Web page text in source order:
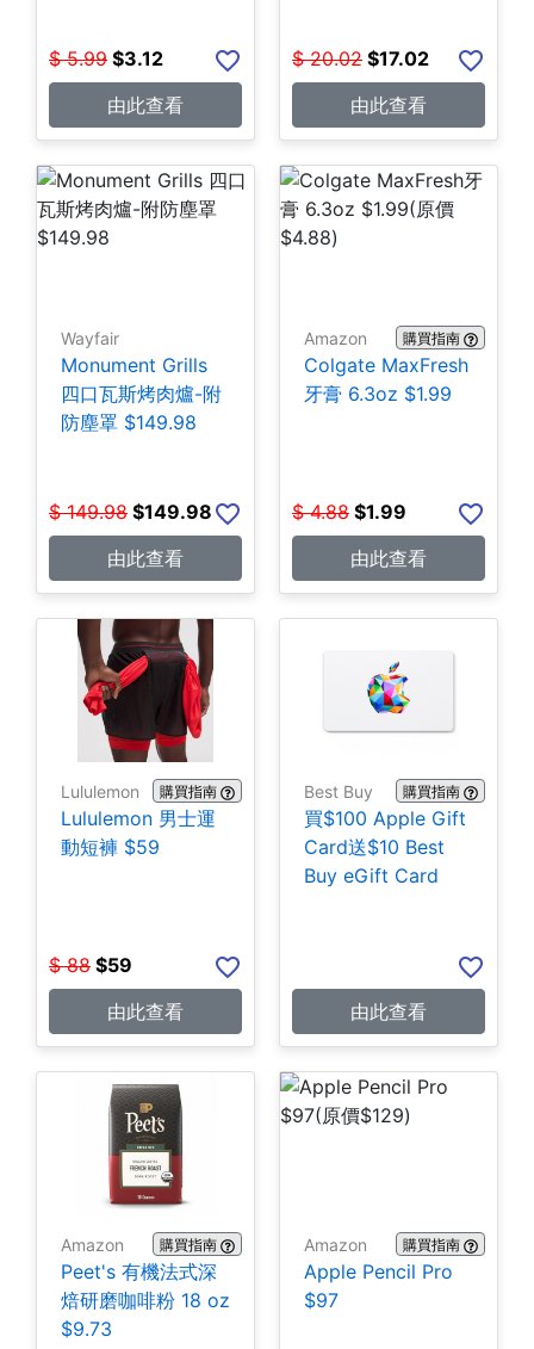
$ 5.99 $3.12
由此查看
$ 20.02 $17.02
由此查看
Wayfair
Monument Grills
四口瓦斯烤肉爐-附
防塵罩 $149.98
$ 149.98 $149.98
由此查看
Amazon 購買指南
Colgate MaxFresh
牙膏 6.3oz $1.99
$ 4.88 $1.99
由此查看
Lululemon 購買指南
Lululemon 男士運
動短褲 $59
$ 88 $59
由此查看
Best Buy 購買指南
買$100 Apple Gift
Card送$10 Best
Buy eGift Card
由此查看
Amazon 購買指南
Peet's 有機法式深
焙研磨咖啡粉 18 oz
$9.73
Amazon 購買指南
Apple Pencil Pro
$97